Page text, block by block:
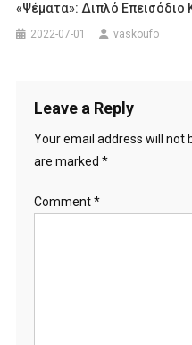
«Ψέματα»: Διπλό Επεισόδιο
2022-07-01 vaskoufo
Leave a Reply
Your email address will not
are marked *
Comment*